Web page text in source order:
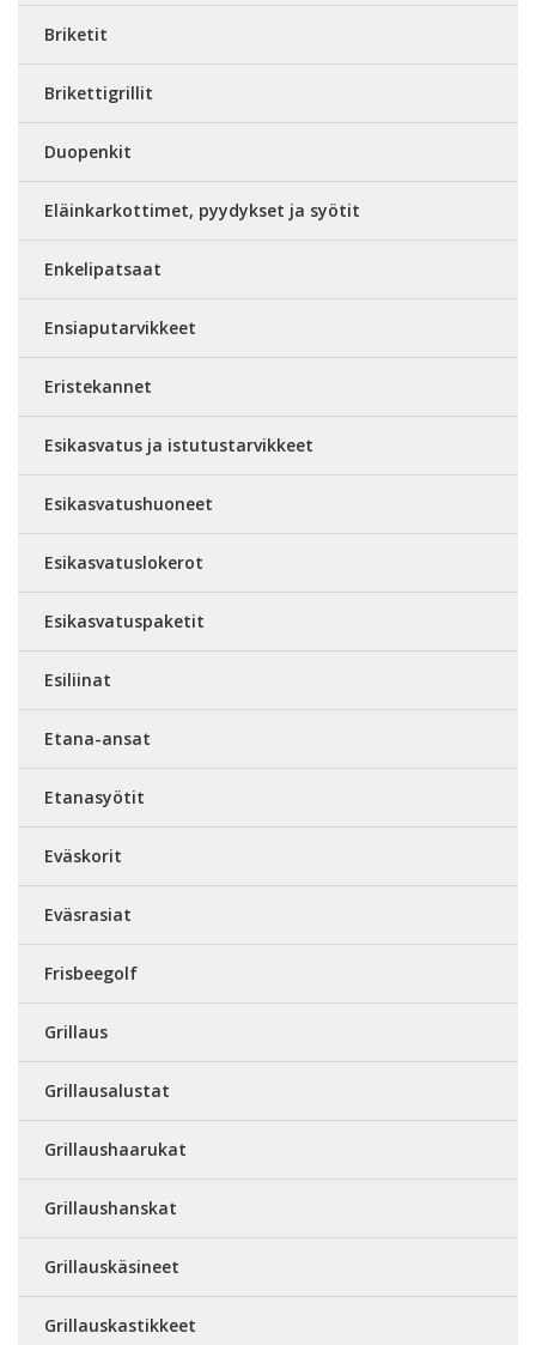
Briketit
Brikettigrillit
Duopenkit
Eläinkarkottimet, pyydykset ja syötit
Enkelipatsaat
Ensiaputarvikkeet
Eristekannet
Esikasvatus ja istutustarvikkeet
Esikasvatushuoneet
Esikasvatuslokerot
Esikasvatuspaketit
Esiliinat
Etana-ansat
Etanasyötit
Eväskorit
Eväsrasiat
Frisbeegolf
Grillaus
Grillausalustat
Grillaushaarukat
Grillaushanskat
Grillauskäsineet
Grillauskastikkeet